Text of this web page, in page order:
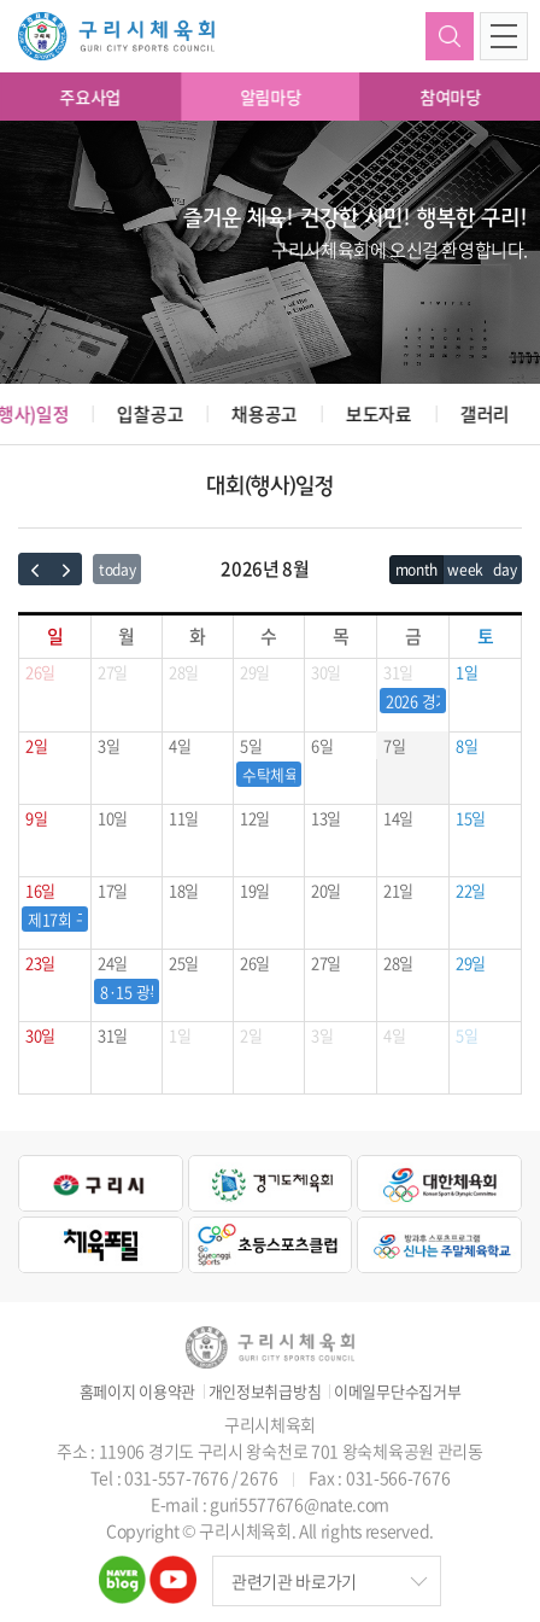
주요사업 알림마당 참여마당
즐거운 체육! 건강한 시민! 행복한 구리!
구리시체육회에 오신걸 환영합니다.
사)일정 입찰공고 채용공고 보도자료 갤러리
대회(행사)일정
today 2026년 8월 month week day
일 월 화 수 목 금 토
26일 27일 28일 29일 30일 31일
1일
2026 경기도 꿈나무스
2일
3일 4일 5일 6일 7일
8일
수탁체육시설(4개소) 「제2차 위탁시설 운영위
9일
10일 11일 12일 13일 14일 15일
16일 17일 18일 19일 20일 21일
22일
제17회 구리시의회 의장기 생활체육 농구대회
23일
24일 25일 26일 27일 28일
29일
8·15 광복절기념 문화체육관광부장관배 제55회 전국학생검도대회
30일
31일 1일 2일 3일 4일 5일
홈페이지 이용약관 개인정보취급방침 이메일무단수집거부
구리시체육회
주소 : 11906 경기도 구리시 왕숙천로 701 왕숙체육공원 관리동
Tel : 031-557-7676 / 2676
Fax : 031-566-7676
E-mail : guri5577676@nate.com
Copyright © 구리시체육회. All rights reserved.
관련기관 바로가기